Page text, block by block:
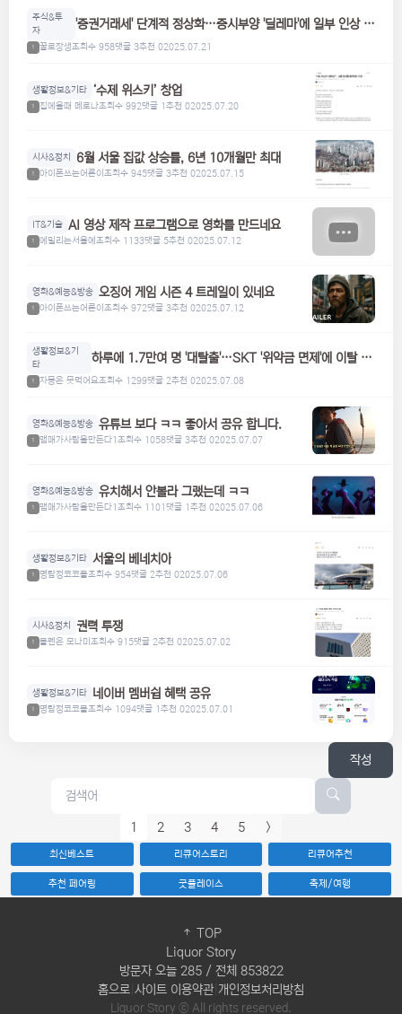
주식&투
자
'증권거래세' 단계적 정상화…증시부양 '딜레마'에 일부 인상 검
1 꿀로장생조회수 958댓글 3추천 02025.07.21
생활정보&기타 ‘수제 위스키’ 창업
1 집에올때 메로나조회수 992댓글 1추천 02025.07.20
시사&정치 6월 서울 집값 상승률, 6년 10개월만 최대
1 아이폰쓰는어른이 조회수 945댓글 3추천 02025.07.15
IT&기술 AI 영상 제작 프로그램으로 영화를 만드네요
1 에밀리는서울에 조회수 1133댓글 5추천 02025.07.12
영화&예능&방송 오징어 게임 시즌 4 트레일이 있네요
1 아이폰쓰는어른이 조회수 972댓글 3추천 02025.07.12
생활정보&기
타
하루에 1.7만여 명 '대탈출'…SKT '위약금 면제'에 이탈 급
1 자몽은 못먹어요조회수 1299댓글 2추천 02025.07.08
영화&예능&방송 유튜브 보다 ㅋㅋ 좋아서 공유 합니다.
1 맴매가사람을만든다1조회수 1058댓글 3추천 02025.07.07
영화&예능&방송 유치해서 안볼라 그랬는데 ㅋㅋ
1 맴매가사람을만든다1조회수 1101댓글 1추천 02025.07.06
생활정보&기타 서울의 베네치아
1 명탐정코코볼조회수 954댓글 2추천 02025.07.06
시사&정치 권력 투쟁
1 볼펜은 모나미 조회수 915댓글 2추천 02025.07.02
생활정보&기타 네이버 멤버쉽 혜택 공유
1 명탐정코코볼조회수 1094댓글 1추천 02025.07.01
작성
1 2 3 4 5 >
최신베스트 리큐어스토리 리큐어추천
추천 페어링 굿플레이스 축제/여행
Liquor Story
TOP
방문자 오늘 285 / 전체 853822
홈으로 사이트 이용약관| 개인정보처리방침
Liquor Story ⓒ All rights reserved.